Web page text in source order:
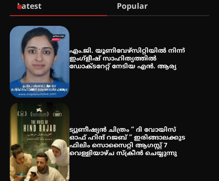
അവധി
Latest Popular
എം.ജി. യൂണിവേഴ്‌സിറ്റിയിൽ നിന്ന്
ഇംഗ്ളീഷ് സാഹിത്യത്തിൽ
ഡോക്ടറേറ്റ് നേടിയ എൻ. ആര്യ
ട്യുണീഷ്യൻ ചിത്രം ” ദി വോയിസ്
ഓഫ് ഹിന്ദ് റജബ് ” ഇരിങ്ങാലക്കുട
ഫിലിം സൊസൈറ്റി ആഗസ്റ്റ് 7
വെള്ളിയാഴ്ച സ്‌ക്രീൻ ചെയ്യുന്നു